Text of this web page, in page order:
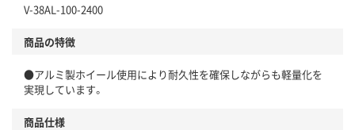
V-38AL-100-2400
商品の特徴
●アルミ製ホイール使用により耐久性を確保しながらも軽量化を
実現しています。
商品仕様